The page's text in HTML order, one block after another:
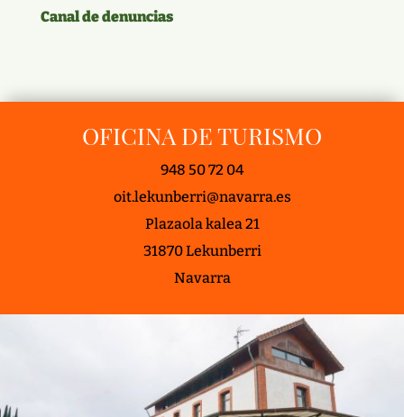
Canal de denuncias
OFICINA DE TURISMO
948 50 72 04
oit.lekunberri@navarra.es
Plazaola kalea 21
31870 Lekunberri
Navarra